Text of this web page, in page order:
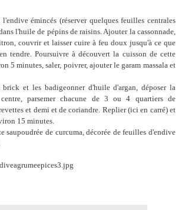
émincés (réserver quelques feuilles centrales
l'huile de pépins de raisins. Ajouter la cassonnade,
couvrir et laisser cuire à feu doux jusqu'à ce que
tendre. Poursuivre à découvert la cuisson de cette
5 minutes, saler, poivrer, ajouter le garam massala et
et les badigeonner d'huile d'argan, déposer la
parsemer chacune de 3 ou 4 quartiers de
et demi et de coriandre. Replier (ici en carré) et
15 minutes.
saupoudrée de curcuma, décorée de feuilles d'endive